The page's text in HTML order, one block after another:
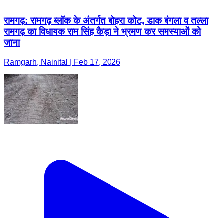
रामगढ़: रामगढ़ ब्लॉक के अंतर्गत बोहरा कोट, डाक बंगला व तल्ला
रामगढ़ का विधायक राम सिंह कैड़ा ने भ्रमण कर समस्याओं को
जाना
Ramgarh, Nainital | Feb 17, 2026